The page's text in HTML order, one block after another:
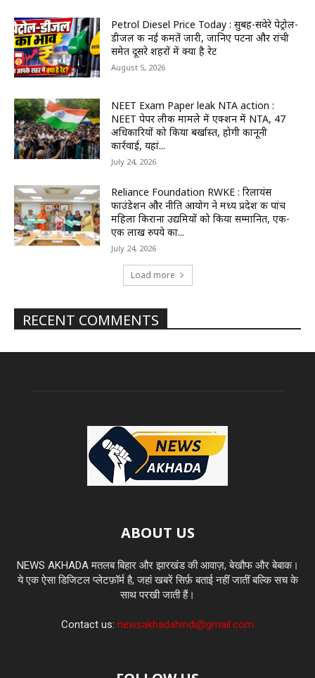
Petrol Diesel Price Today : सुबह-सवेरे पेट्रोल-
डीजल की नई कीमतें जारी, जानिए पटना और रांची
समेत दूसरे शहरों में क्या है रेट
August 5, 2026
NEET Exam Paper leak NTA action :
NEET पेपर लीक मामले में एक्शन में NTA, 47
अधिकारियों को किया बर्खास्त, होगी कानूनी
कार्रवाई, यहां...
July 24, 2026
Reliance Foundation RWKE : रिलायंस
फाउंडेशन और नीति आयोग ने मध्य प्रदेश की पांच
महिला किराना उद्यमियों को किया सम्मानित, एक-
एक लाख रुपये का...
July 24, 2026
Load more
RECENT COMMENTS
ABOUT US
NEWS AKHADA मतलब बिहार और झारखंड की आवाज़, बेखौफ और बेबाक।
ये एक ऐसा डिजिटल प्लेटफ़ॉर्म है, जहां खबरें सिर्फ़ बताई नहीं जातीं बल्कि सच के
साथ परखी जाती हैं।
Contact us: newsakhadahindi@gmail.com